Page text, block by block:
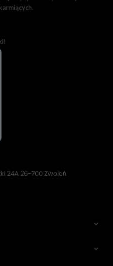
24A 26-700 Zwoleń

